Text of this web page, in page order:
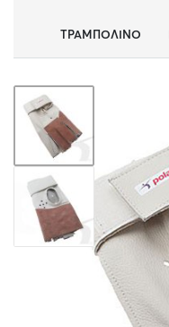
ΤΡΑΜΠΟΛΊΝΟ